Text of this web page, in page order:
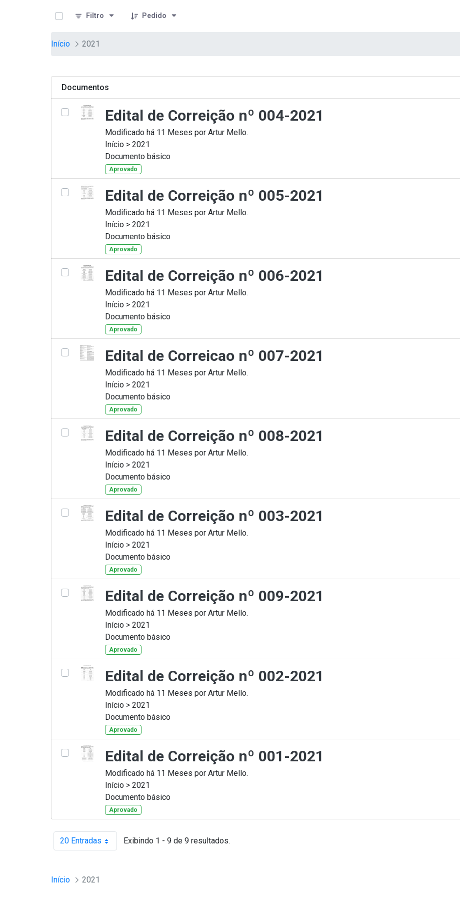
teste descricaoFiltro
Pedido
Início 2021
Documentos
Edital de Correição nº 004-2021
Modificado há 11 Meses por Artur Mello.
Início > 2021
Documento básico
Aprovado
Edital de Correição nº 005-2021
Modificado há 11 Meses por Artur Mello.
Início > 2021
Documento básico
Aprovado
Edital de Correição nº 006-2021
Modificado há 11 Meses por Artur Mello.
Início > 2021
Documento básico
Aprovado
Edital de Correicao nº 007-2021
Modificado há 11 Meses por Artur Mello.
Início > 2021
Documento básico
Aprovado
Edital de Correição nº 008-2021
Modificado há 11 Meses por Artur Mello.
Início > 2021
Documento básico
Aprovado
Edital de Correição nº 003-2021
Modificado há 11 Meses por Artur Mello.
Início > 2021
Documento básico
Aprovado
Edital de Correição nº 009-2021
Modificado há 11 Meses por Artur Mello.
Início > 2021
Documento básico
Aprovado
Edital de Correição nº 002-2021
Modificado há 11 Meses por Artur Mello.
Início > 2021
Documento básico
Aprovado
Edital de Correição nº 001-2021
Modificado há 11 Meses por Artur Mello.
Início > 2021
Documento básico
Aprovado
20 EntradasPor página Exibindo 1 - 9 de 9 resultados.
Início 2021